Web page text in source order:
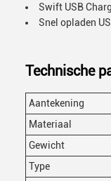
Swift USB
Snel opladen
Technische
Aantekening
Materiaal
Gewicht
Type